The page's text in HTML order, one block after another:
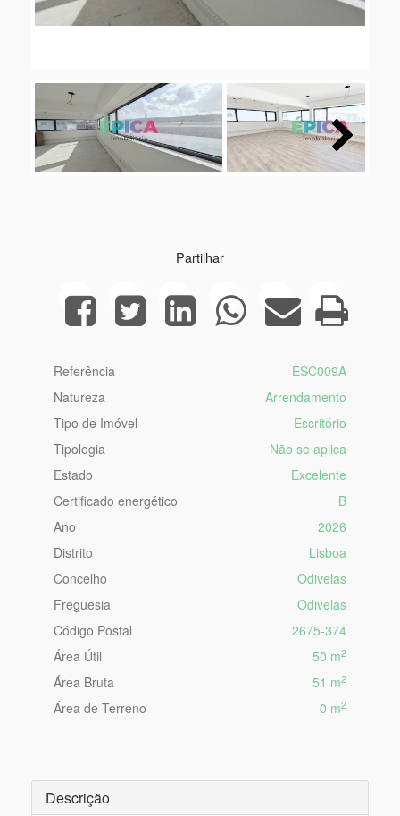
Next
Partilhar
Referência
ESC009A
Natureza
Arrendamento
Tipo de Imóvel
Escritório
Tipologia
Não se aplica
Estado
Excelente
Certificado energético
B
Ano
2026
Distrito
Lisboa
Concelho
Odivelas
Freguesia
Odivelas
Código Postal
2675-374
Área Útil
50 m2
Área Bruta 51 m2
Área de Terreno 0 m2
Descrição